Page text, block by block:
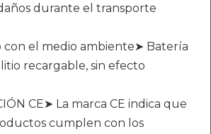
durante el transporte
con el medio ambiente➤ Batería
recargable, sin efecto
CE➤ La marca CE indica que
cumplen con los